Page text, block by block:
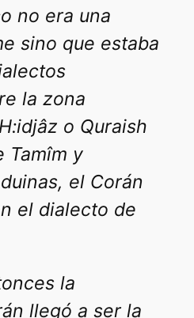
no era una
sino que estaba
la zona
o Quraish
Tamîm y
el Corán
el dialecto de
la
llegó a ser la